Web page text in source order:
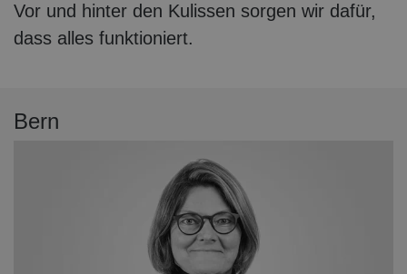
Vor und hinter den Kulissen sorgen wir dafür,
dass alles funktioniert.
Bern